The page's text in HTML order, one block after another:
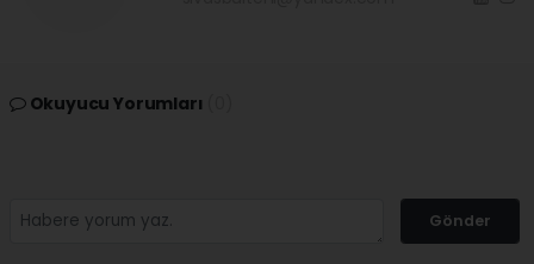
Okuyucu Yorumları
Gönder